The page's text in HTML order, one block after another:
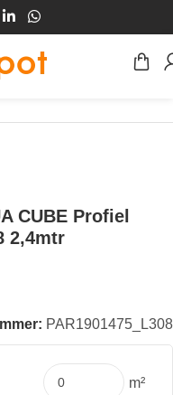
CUBE Profiel
2,4mtr
PAR1901475_L308
m²